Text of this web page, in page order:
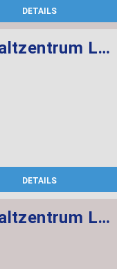
DETAILS
Schaltzentrum Lenksäule
DETAILS
Schaltzentrum Lenksäule